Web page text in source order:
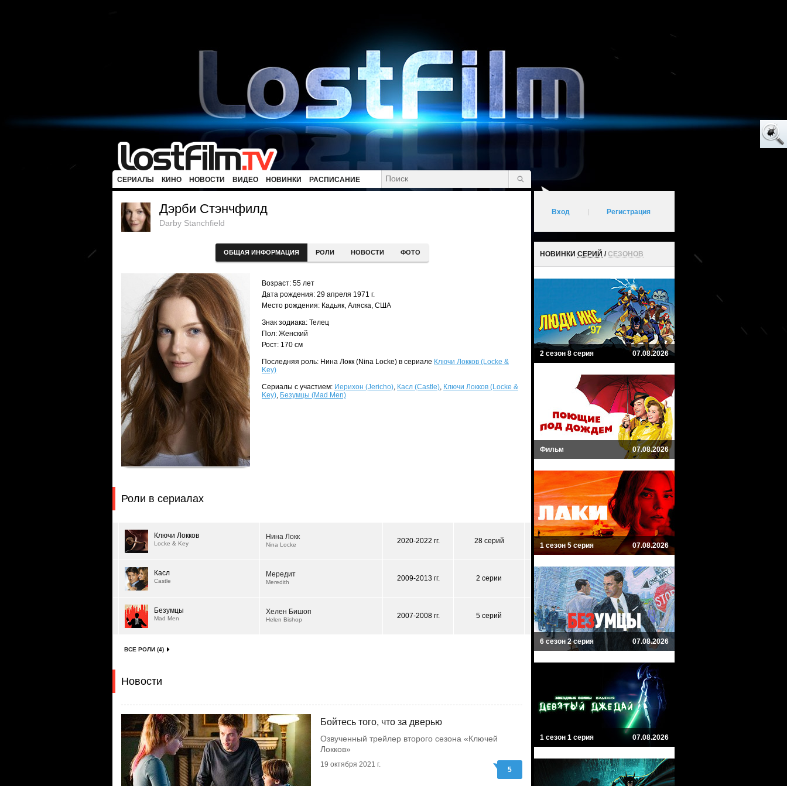
СЕРИАЛЫ КИНО НОВОСТИ ВИДЕО НОВИНКИ РАСПИСАНИЕ
Дэрби Стэнчфилд
Darby Stanchfield
ОБЩАЯ ИНФОРМАЦИЯ РОЛИ НОВОСТИ ФОТО
Возраст: 55 лет
Дата рождения: 29 апреля 1971 г.
Место рождения: Кадьяк, Аляска, США
Знак зодиака: Телец
Пол: Женский
Рост: 170 см
Последняя роль: Нина Локк (Nina Locke) в сериале Ключи Локков (Locke &
Key)
Сериалы с участием: Иерихон (Jericho), Касл (Castle), Ключи Локков (Locke &
Key), Безумцы (Mad Men)
Роли в сериалах
Ключи Локков
Locke & Key
Нина Локк
Nina Locke 2020-2022 гг. 28 серий
Касл
Castle
Мередит
Meredith 2009-2013 гг. 2 серии
Безумцы
Mad Men
Хелен Бишоп
Helen Bishop 2007-2008 гг. 5 серий
ВСЕ РОЛИ (4)
Новости
Бойтесь того, что за дверью
Озвученный трейлер второго сезона «Ключей
Локков»
19 октября 2021 г.
5
Вход Регистрация
НОВИНКИ СЕРИЙ /СЕЗОНОВ
2 сезон 8 серия 07.08.2026
Фильм 07.08.2026
1 сезон 5 серия 07.08.2026
6 сезон 2 серия 07.08.2026
1 сезон 1 серия 07.08.2026